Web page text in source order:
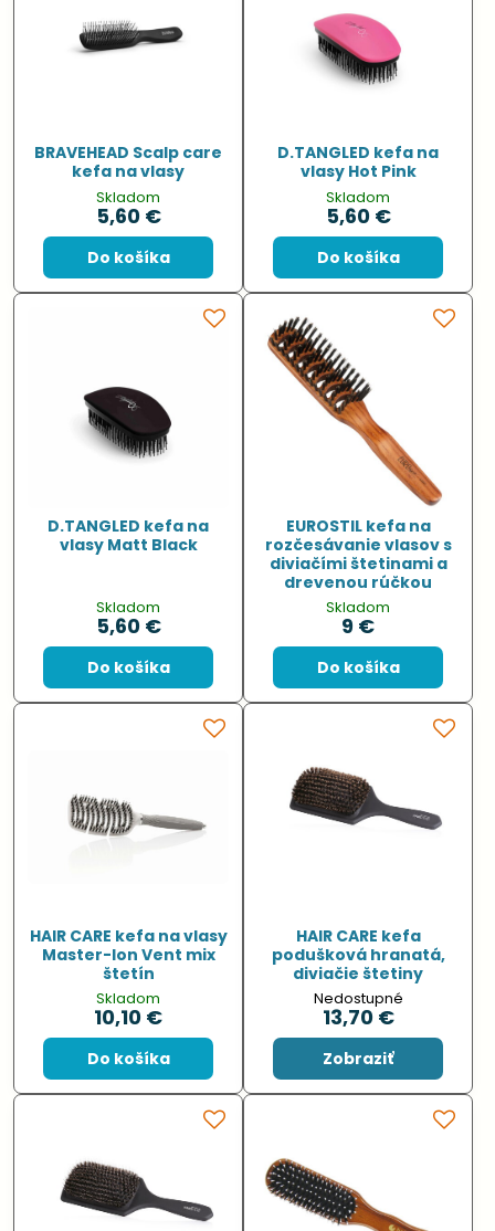
BRAVEHEAD Scalp care
kefa na vlasy
Skladom
5,60 €
Do košíka
D.TANGLED kefa na
vlasy Hot Pink
Skladom
5,60 €
Do košíka
D.TANGLED kefa na
vlasy Matt Black
Skladom
5,60 €
Do košíka
EUROSTIL kefa na
rozčesávanie vlasov s
diviačími štetinami a
drevenou rúčkou
Skladom
9 €
Do košíka
HAIR CARE kefa na vlasy
Master-Ion Vent mix
štetín
Skladom
10,10 €
Do košíka
HAIR CARE kefa
podušková hranatá,
diviačie štetiny
Nedostupné
13,70 €
Zobraziť